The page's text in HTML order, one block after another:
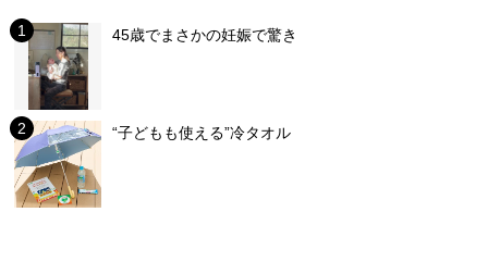
45歳でまさかの妊娠で驚き
“子どもも使える”冷タオル